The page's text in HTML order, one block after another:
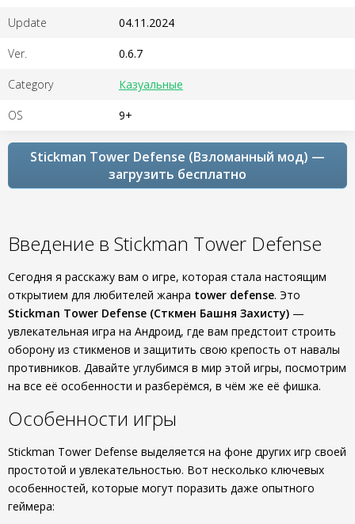
Update 04.11.2024
Ver. 0.6.7
Category Казуальные
OS 9+
Stickman Tower Defense (Взломанный мод) —
загрузить бесплатно
Введение в Stickman Tower Defense
Сегодня я расскажу вам о игре, которая стала настоящим
открытием для любителей жанра tower defense. Это
Stickman Tower Defense (Сткмен Башня Захисту) —
увлекательная игра на Андроид, где вам предстоит строить
оборону из стикменов и защитить свою крепость от навалы
противников. Давайте углубимся в мир этой игры, посмотрим
на все её особенности и разберёмся, в чём же её фишка.
Особенности игры
Stickman Tower Defense выделяется на фоне других игр своей
простотой и увлекательностью. Вот несколько ключевых
особенностей, которые могут поразить даже опытного
геймера: